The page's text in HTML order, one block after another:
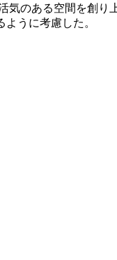
のある空間を創り
うに考慮した。